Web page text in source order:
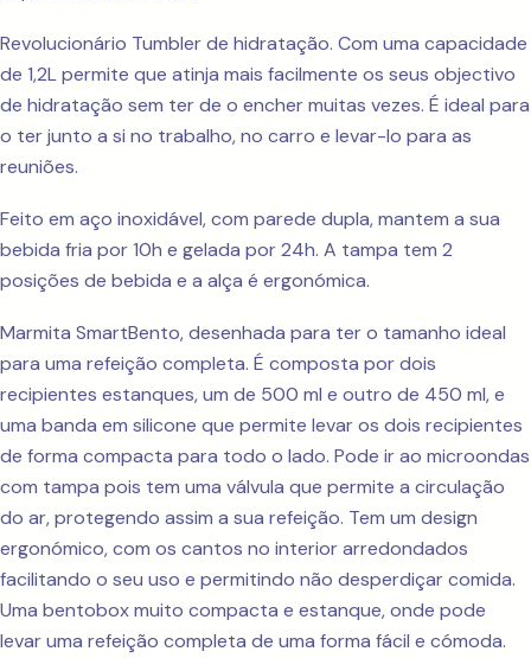
Revolucionário Tumbler de hidratação. Com uma capacidade
de 1,2L permite que atinja mais facilmente os seus objectivo
de hidratação sem ter de o encher muitas vezes. É ideal para
o ter junto a si no trabalho, no carro e levar-lo para as
reuniões.
Feito em aço inoxidável, com parede dupla, mantem a sua
bebida fria por 10h e gelada por 24h. A tampa tem 2
posições de bebida e a alça é ergonómica.
Marmita SmartBento, desenhada para ter o tamanho ideal
para uma refeição completa. É composta por dois
recipientes estanques, um de 500 ml e outro de 450 ml, e
uma banda em silicone que permite levar os dois recipientes
de forma compacta para todo o lado. Pode ir ao microondas
com tampa pois tem uma válvula que permite a circulação
do ar, protegendo assim a sua refeição. Tem um design
ergonómico, com os cantos no interior arredondados
facilitando o seu uso e permitindo não desperdiçar comida.
Uma bentobox muito compacta e estanque, onde pode
levar uma refeição completa de uma forma fácil e cómoda.